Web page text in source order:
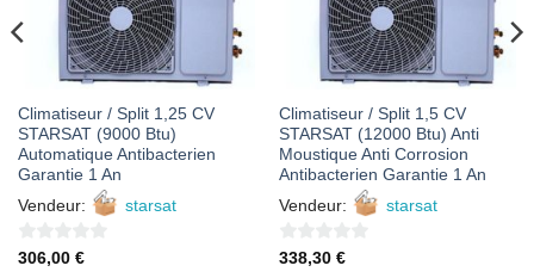
Climatiseur / Split 1,25 CV
STARSAT (9000 Btu)
Automatique Antibacterien
Garantie 1 An
Vendeur:
starsat
0
306,00 €
Climatiseur / Split 1,5 CV
STARSAT (12000 Btu) Anti
Moustique Anti Corrosion
Antibacterien Garantie 1 An
Vendeur:
starsat
0
338,30 €